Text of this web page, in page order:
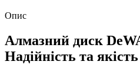
Опис
Алмазний диск
Надійність та